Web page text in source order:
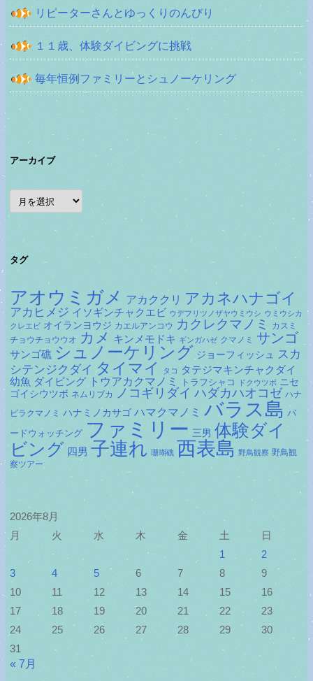
リピーターさんとゆっくりのんびり
１１歳、体験ダイビングに挑戦
毎年恒例ファミリーとシュノーケリング
アーカイブ
ア
ー
カ
タグ
アオウミガメ アカククリ アカネハナゴイ
アカヒメジ イソギンチャクエビ ウデフリツノザヤウミウシ ウミウシカ
クレエビ オイランヨウジ カエルアンコウ カクレクマノミ
カスミ
チョウチョウウオ カメ キンメモドキ ギンガハゼ クマノミ サンゴ
サンゴ礁 シュノーケリング ジョーフィッシュ スカ
シテンジクダイ タイマイ タコ
タテジマキンチャクダイ
幼魚 ダイビング トウアカクマノミ トラフシャコ ドクウツボ ニセ
ゴイシウツボ ネムリブカ ノコギリダイ ハダカハオコゼ ハナ
ビラクマノミ ハナミノカサゴ ハマクマノミ バラス島 バ
ードウォッチング ファミリー 三男 体験ダイ
ビング 四男 子連れ 珊瑚礁 西表島 野鳥観察 野鳥観
察ツアー
2026年8月
月
火 水 木 金 土
日
1
2
3
4 5 6 7 8
9
10
11 12 13 14 15
16
17
18 19 20 21 22
23
24
25 26 27 28 29
30
31
« 7月